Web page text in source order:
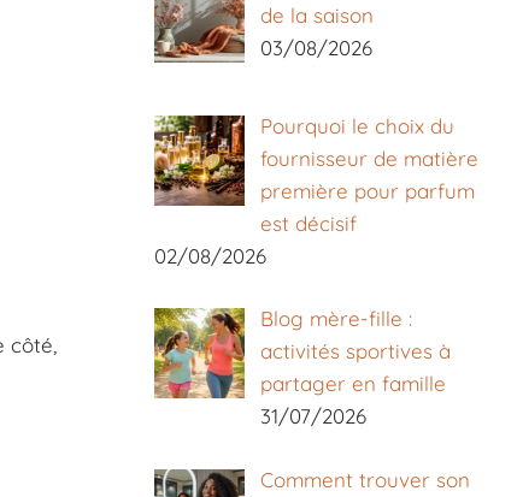
côté,
de la saison
03/08/2026
Pourquoi le choix du
fournisseur de matière
première pour parfum
est décisif
02/08/2026
Blog mère-fille :
activités sportives à
partager en famille
31/07/2026
Comment trouver son